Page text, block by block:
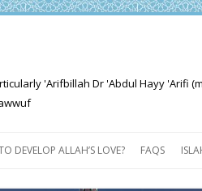
'Arifbillah Dr 'Abdul Hayy 'Arifi
DEVELOP ALLAH’S LOVE? FAQS